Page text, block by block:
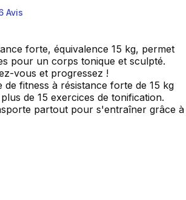
146 reviews
Avis
forte, équivalence 15 kg, permet
pour un corps tonique et sculpté.
vous et progressez !
de fitness à résistance forte de 15 kg
de 15 exercices de tonification.
partout pour s'entraîner grâce à